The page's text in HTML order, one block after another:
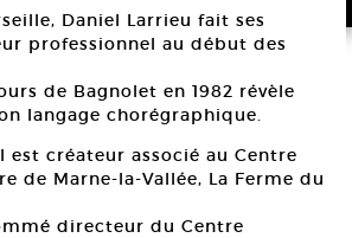
Daniel Larrieu fait ses
professionnel au début des
de Bagnolet en 1982 révèle
langage chorégraphique.
est créateur associé au Centre
de Marne-la-Vallée, La Ferme du
directeur du Centre